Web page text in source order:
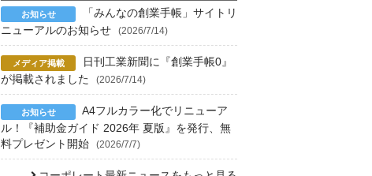
「みんなの創業手帳」サイトリ
ニューアルのお知らせ
(2026/7/14)
日刊工業新聞に『創業手帳0』
が掲載されました
(2026/7/14)
A4フルカラー化でリニューア
ル！『補助金ガイド 2026年 夏版』を発行、無
料プレゼント開始
(2026/7/7)